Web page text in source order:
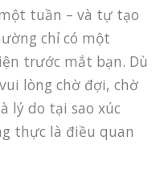
tuần – và tự tạo
chỉ có một
trước mắt bạn. Dù
lòng chờ đợi, chờ
lý do tại sao xúc
thực là điều quan